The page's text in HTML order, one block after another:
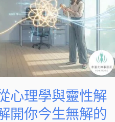
心理學與靈性解
開你今生無解的